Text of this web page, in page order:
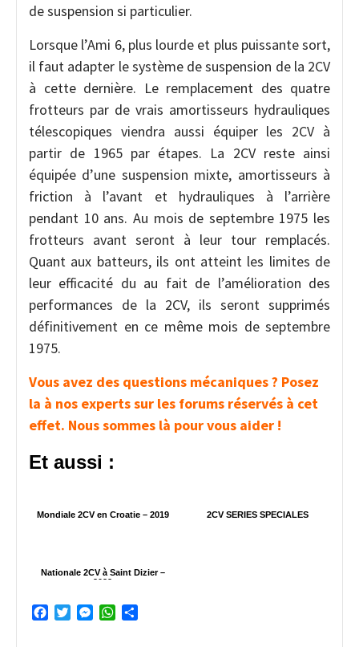
de suspension si particulier.
Lorsque l’Ami 6, plus lourde et plus puissante sort,
il faut adapter le système de suspension de la 2CV
à cette dernière. Le remplacement des quatre
frotteurs par de vrais amortisseurs hydrauliques
télescopiques viendra aussi équiper les 2CV à
partir de 1965 par étapes. La 2CV reste ainsi
équipée d’une suspension mixte, amortisseurs à
friction à l’avant et hydrauliques à l’arrière
pendant 10 ans. Au mois de septembre 1975 les
frotteurs avant seront à leur tour remplacés.
Quant aux batteurs, ils ont atteint les limites de
leur efficacité du au fait de l’amélioration des
performances de la 2CV, ils seront supprimés
définitivement en ce même mois de septembre
1975.
Vous avez des questions mécaniques ? Posez
la à nos experts sur les forums réservés à cet
effet. Nous sommes là pour vous aider !
Et aussi :
Mondiale 2CV en Croatie – 2019 2CV SERIES SPECIALES
Nationale 2CV à Saint Dizier –
2022
FacebookTwitterMessengerWhatsApp